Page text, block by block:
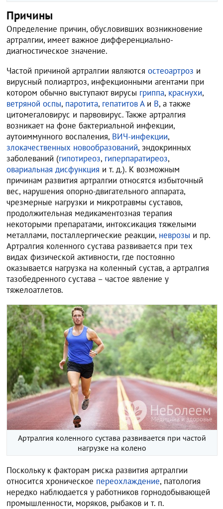
Причины
Определение причин, обусловивших возникновение
артралгии, имеет важное дифференциально-
диагностическое значение.
Частой причиной артралгии являютсяостеоартроз и
вирусный полиартроз, инфекционными агентами при
котором обычно выступают вирусы гриппа, краснухи,
ветряной оспы, паротита, гепатитов Аи В, а также
цитомегаловирус и парвовирус. Также артралгия
возникает на фоне бактериальной инфекции,
аутоиммунного воспаления, ВИЧ-инфекции,
злокачественных новообразований, эндокринных
заболеваний (гипотиреоз, гиперпаратиреоз,
овариальная дисфункция и т. д.). К возможным
причинам развития артралгии относятся избыточный
вес, нарушения опорно-двигательного аппарата,
чрезмерные нагрузки и микротравмы суставов,
продолжительная медикаментозная терапия
некоторыми препаратами, интоксикация тяжелыми
металлами, посталлергические реакции, неврозы и пр.
Артралгия коленного сустава развивается при тех
видах физической активности, где постоянно
оказывается нагрузка на коленный сустав, а артралгия
тазобедренного сустава – частое явление у
тяжелоатлетов.
Артралгия коленного сустава развивается при частой
нагрузке на колено
Поскольку к факторам риска развития артралгии
относится хроническое переохлаждение, патология
нередко наблюдается у работников горнодобывающей
промышленности, моряков, рыбаков и т. п.